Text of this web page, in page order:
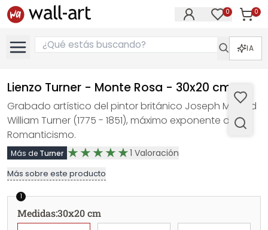
0 0
IA
Lienzo Turner - Monte Rosa - 30x20 cm
Grabado artístico del pintor británico Joseph Mallord
William Turner (1775 - 1851), máximo exponente del
Romanticismo.
Más de Turner 1 Valoración
Más sobre este producto
1
Medidas:30x20 cm